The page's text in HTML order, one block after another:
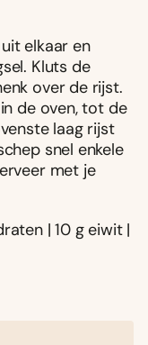
elkaar en
Kluts de
over de rijst.
de oven, tot de
laag rijst
snel enkele
met je
| 10 g eiwit |